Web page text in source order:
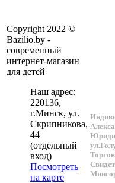
Copyright 2022 ©
Bazilio.by -
современный
интернет-магазин
для детей
Наш адрес:
220136,
г.Минск, ул.
Скрипникова,
44
(отдельный
вход)
Посмотреть
на карте